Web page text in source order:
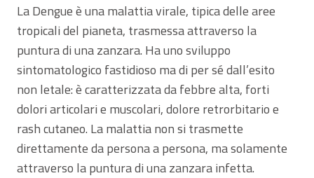
La Dengue è una malattia virale, tipica delle aree
tropicali del pianeta, trasmessa attraverso la
puntura di una zanzara. Ha uno sviluppo
sintomatologico fastidioso ma di per sé dall’esito
non letale: è caratterizzata da febbre alta, forti
dolori articolari e muscolari, dolore retrorbitario e
rash cutaneo. La malattia non si trasmette
direttamente da persona a persona, ma solamente
attraverso la puntura di una zanzara infetta.